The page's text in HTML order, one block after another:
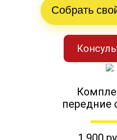
Собрать
передние